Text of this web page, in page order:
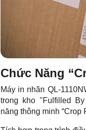
Chức Năng
Máy in nhãn QL-
trong kho "Fulfilled
năng thông minh “Crop